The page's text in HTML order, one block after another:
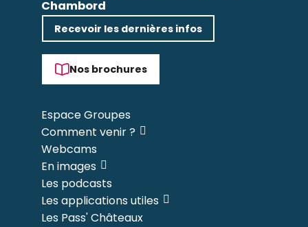
Chambord
Recevoir les dernières infos
Nos brochures
Espace Groupes
Comment venir ?
Webcams
En images
Les podcasts
Les applications utiles
Les Pass' Châteaux